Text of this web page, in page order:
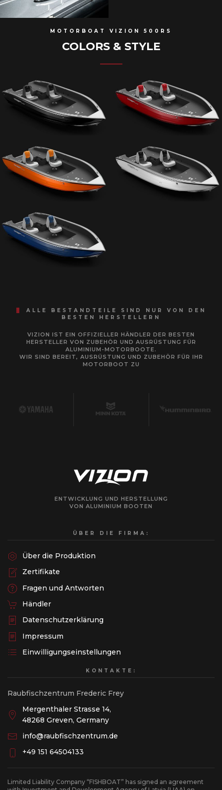
MOTORBOAT VIZION 500RS
COLORS & STYLE
ALLE BESTANDTEILE SIND NUR VON DEN
BESTEN HERSTELLERN
VIZION IST EIN OFFIZIELLER HÄNDLER DER BESTEN
HERSTELLER VON ZUBEHÖR UND AUSRÜSTUNG FÜR
ALUMINIUM-MOTORBOOTE.
WIR SIND BEREIT, AUSRÜSTUNG UND ZUBEHÖR FÜR IHR
MOTORBOOT ZU
ENTWICKLUNG UND HERSTELLUNG
VON ALUMINIUM BOOTEN
ÜBER DIE FIRMA:
Über die Produktion
Zertifikate
Fragen und Antworten
Händler
Datenschut­zerklärung
Impressum
Einwilligungseinstellungen
KONTAKTE:
Raubfischzentrum Frederic Frey
Mergenthaler Strasse 14,
48268 Greven, Germany
info@raubfischzentrum.de
+49 151 64504133
Limited Liability Company “FISHBOAT” has signed an agreement